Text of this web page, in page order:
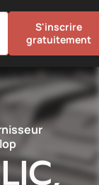
S'inscrire
gratuitement